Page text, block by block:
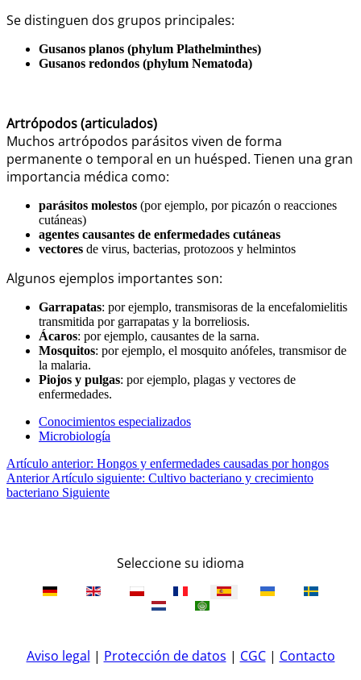
Se distinguen dos grupos principales:
Gusanos planos (phylum Plathelminthes)
Gusanos redondos (phylum Nematoda)
Artrópodos (articulados)
Muchos artrópodos parásitos viven de forma
permanente o temporal en un huésped. Tienen una gran
importancia médica como:
parásitos molestos (por ejemplo, por picazón o reacciones
cutáneas)
agentes causantes de enfermedades cutáneas
vectores de virus, bacterias, protozoos y helmintos
Algunos ejemplos importantes son:
Garrapatas: por ejemplo, transmisoras de la encefalomielitis
transmitida por garrapatas y la borreliosis.
Ácaros: por ejemplo, causantes de la sarna.
Mosquitos: por ejemplo, el mosquito anófeles, transmisor de
la malaria.
Piojos y pulgas: por ejemplo, plagas y vectores de
enfermedades.
Conocimientos especializados
Microbiología
Artículo anterior: Hongos y enfermedades causadas por hongos
Anterior Artículo siguiente: Cultivo bacteriano y crecimiento
bacteriano Siguiente
Seleccione su idioma
Aviso legal | Protección de datos | CGC| Contacto